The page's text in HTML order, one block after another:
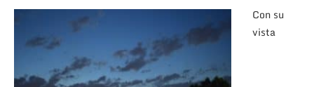
Con su
vista